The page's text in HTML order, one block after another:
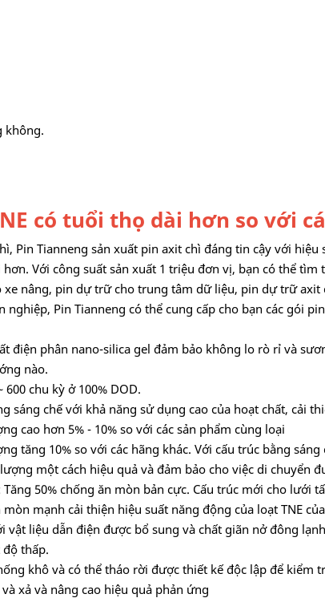
không.
có tuổi thọ dài hơn so với
Pin Tianneng sản xuất pin axit chì đáng tin cậy với
Với công suất sản xuất 1 triệu đơn vị, bạn có thể tìm
nâng, pin dự trữ cho trung tâm dữ liệu, pin dự trữ
nghiệp, Pin Tianneng có thể cung cấp cho bạn các gói
điện phân nano-silica gel đảm bảo không lo rò rỉ và
nào.
chu kỳ ở 100% DOD.
sáng chế với khả năng sử dụng cao của hoạt chất, cải
cao hơn 5% - 10% so với các sản phẩm cùng loại
tăng 10% so với các hãng khác. Với cấu trúc bằng
một cách hiệu quả và đảm bảo cho việc di chuyển
Tăng 50% chống ăn mòn bản cực. Cấu trúc mới cho lưới
mạnh cải thiện hiệu suất năng động của loạt TNE
vật liệu dẫn điện được bổ sung và chất giãn nở đông
thấp.
khô và có thể tháo rời được thiết kế độc lập để kiểm
xả và nâng cao hiệu quả phản ứng